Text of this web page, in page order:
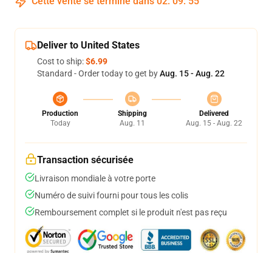
Deliver to United States
Cost to ship:$6.99
Standard - Order today to get byAug. 15 - Aug. 22
Production
Today
Shipping
Aug. 11
Delivered
Aug. 15 - Aug. 22
Transaction sécurisée
Livraison mondiale à votre porte
Numéro de suivi fourni pour tous les colis
Remboursement complet si le produit n'est pas reçu